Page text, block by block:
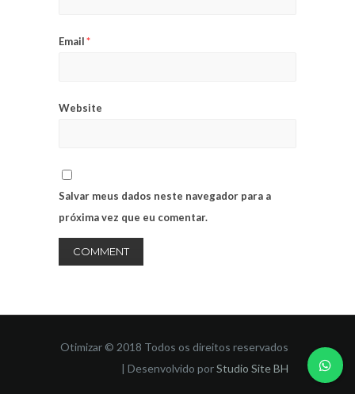
Email*
Website
Salvar meus dados neste navegador para a
próxima vez que eu comentar.
Otimizar © 2018 Todos os direitos reservados
| Desenvolvido porStudio Site BH